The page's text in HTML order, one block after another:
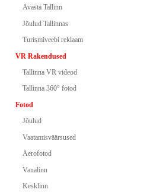
Avasta Tallinn
Jõulud Tallinnas
Turismiveebi reklaam
VR Rakendused
Tallinna VR videod
Tallinna 360° fotod
Fotod
Jõulud
Vaatamisväärsused
Aerofotod
Vanalinn
Kesklinn